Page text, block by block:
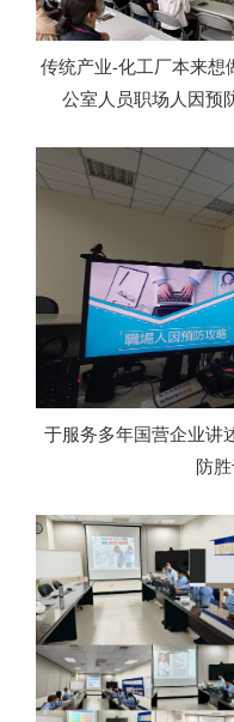
传统产业-化工厂本来想
公室人员职场人因预
于服务多年国营企业讲
防